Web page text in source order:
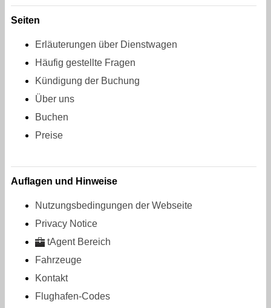
Seiten
Erläuterungen über Dienstwagen
Häufig gestellte Fragen
Kündigung der Buchung
Über uns
Buchen
Preise
Auflagen und Hinweise
Nutzungsbedingungen der Webseite
Privacy Notice
tAgent Bereich
Fahrzeuge
Kontakt
Flughafen-Codes